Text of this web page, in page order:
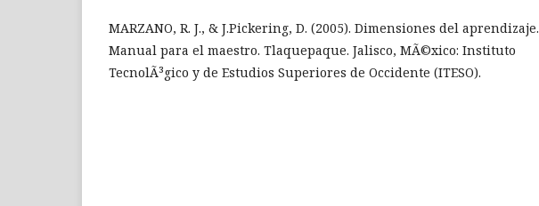
MARZANO, R. J., & J.Pickering, D. (2005). Dimensiones del aprendizaje.
Manual para el maestro. Tlaquepaque. Jalisco, MÃ©xico: Instituto
TecnolÃ³gico y de Estudios Superiores de Occidente (ITESO).